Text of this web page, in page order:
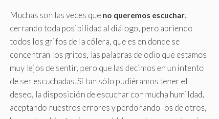
Muchas son las veces que no queremos escuchar,
cerrando toda posibilidad al diálogo, pero abriendo
todos los grifos de la cólera, que es en donde se
concentran los gritos, las palabras de odio que estamos
muy lejos de sentir, pero que las decimos en un intento
de ser escuchadas. Si tan sólo pudiéramos tener el
deseo, la disposición de escuchar con mucha humildad,
aceptando nuestros errores y perdonando los de otros,